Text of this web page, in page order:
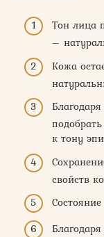
Тон лица
–
Кожа
к тону
свойств